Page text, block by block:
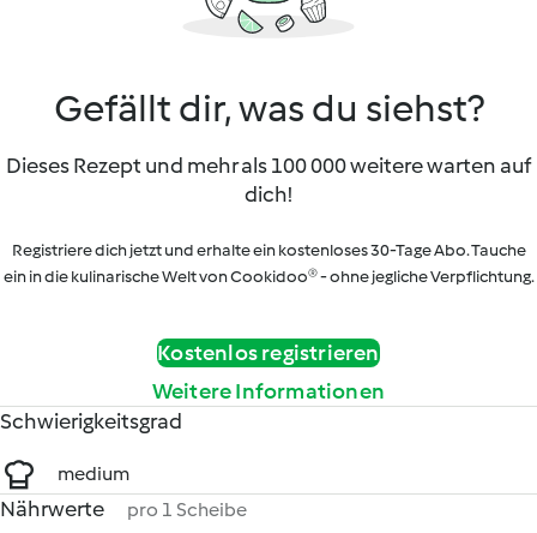
Gefällt dir, was du siehst?
Dieses Rezept und mehr als 100 000 weitere warten auf
dich!
Registriere dich jetzt und erhalte ein kostenloses 30-Tage Abo. Tauche
ein in die kulinarische Welt von Cookidoo® - ohne jegliche Verpflichtung.
Kostenlos registrieren
Weitere Informationen
Schwierigkeitsgrad
medium
Nährwerte pro 1 Scheibe